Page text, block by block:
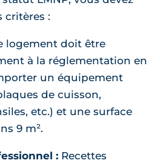
critères :
logement doit être
à la réglementation en
un équipement
de cuisson,
etc.) et une surface
9 m².
: Recettes